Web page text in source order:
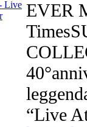
EVER
“Live